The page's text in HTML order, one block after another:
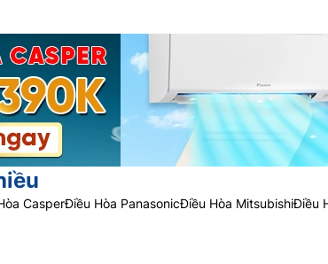
CasperĐiều Hòa PanasonicĐiều Hòa MitsubishiĐiều